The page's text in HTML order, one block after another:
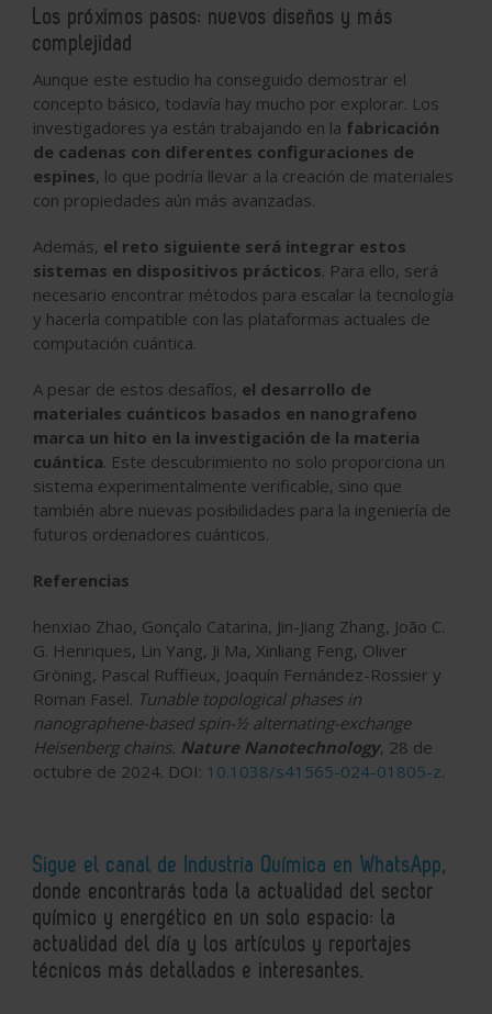
Los próximos pasos: nuevos diseños y más
complejidad
Aunque este estudio ha conseguido demostrar el
concepto básico, todavía hay mucho por explorar. Los
investigadores ya están trabajando en la fabricación
de cadenas con diferentes configuraciones de
espines, lo que podría llevar a la creación de materiales
con propiedades aún más avanzadas.
Además, el reto siguiente será integrar estos
sistemas en dispositivos prácticos. Para ello, será
necesario encontrar métodos para escalar la tecnología
y hacerla compatible con las plataformas actuales de
computación cuántica.
A pesar de estos desafíos, el desarrollo de
materiales cuánticos basados en nanografeno
marca un hito en la investigación de la materia
cuántica. Este descubrimiento no solo proporciona un
sistema experimentalmente verificable, sino que
también abre nuevas posibilidades para la ingeniería de
futuros ordenadores cuánticos.
Referencias
henxiao Zhao, Gonçalo Catarina, Jin-Jiang Zhang, João C.
G. Henriques, Lin Yang, Ji Ma, Xinliang Feng, Oliver
Gröning, Pascal Ruffieux, Joaquín Fernández-Rossier y
Roman Fasel. Tunable topological phases in
nanographene-based spin-½ alternating-exchange
Heisenberg chains. Nature Nanotechnology, 28 de
octubre de 2024. DOI: 10.1038/s41565-024-01805-z.
Sigue el canal de Industria Química en WhatsApp,
donde encontrarás toda la actualidad del sector
químico y energético en un solo espacio: la
actualidad del día y los artículos y reportajes
técnicos más detallados e interesantes.